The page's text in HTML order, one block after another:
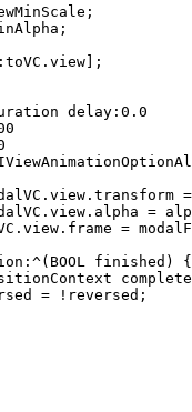
delay:0.0
=
=
finished) {
= !reversed;